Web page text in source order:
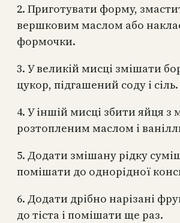
2. Приготувати форму,
вершковим маслом або
формочки.
3. У великій мисці змішати
цукор, підгашений соду і сіль.
4. У іншій мисці збити яйця з
розтопленим маслом і
5. Додати змішану рідку
помішати до однорідної
6. Додати дрібно нарізані
до тіста і помішати ще раз.